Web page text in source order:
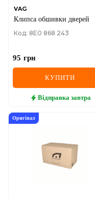
VAG
Клипса обшивки дверей
Код: 8E0 868 243
95 грн
КУПИТИ
Відправка завтра
Оригінал